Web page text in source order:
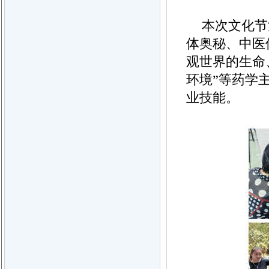
本次文化
体奥秘、中
观世界的生
环境”等药学
业技能。